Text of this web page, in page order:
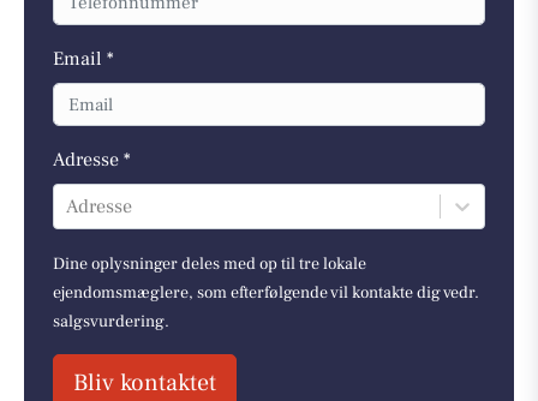
Email *
Adresse *
Adresse
Dine oplysninger deles med op til tre lokale
ejendomsmæglere, som efterfølgende vil kontakte dig vedr.
salgsvurdering.
Bliv kontaktet